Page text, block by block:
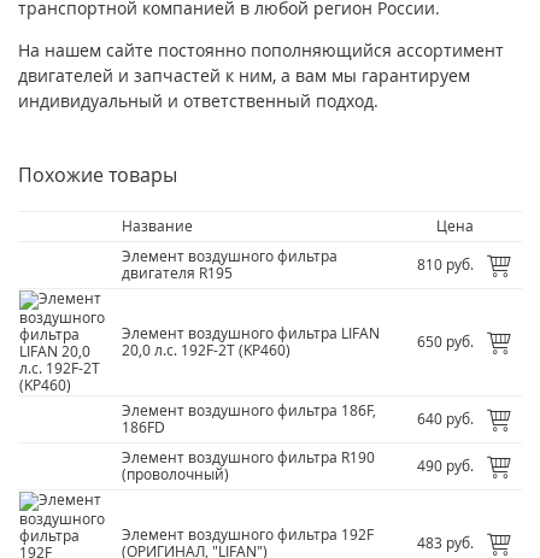
транспортной компанией в любой регион России.
На нашем сайте постоянно пополняющийся ассортимент
двигателей и запчастей к ним, а вам мы гарантируем
индивидуальный и ответственный подход.
Похожие товары
Название
Цена
Элемент воздушного фильтра
двигателя R195
810 руб.
Элемент воздушного фильтра LIFAN
20,0 л.с. 192F-2T (KP460)
650 руб.
Элемент воздушного фильтра 186F,
186FD
640 руб.
Элемент воздушного фильтра R190
(проволочный)
490 руб.
Элемент воздушного фильтра 192F
(ОРИГИНАЛ, "LIFAN")
483 руб.